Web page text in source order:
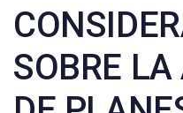
SOBRE
navigation